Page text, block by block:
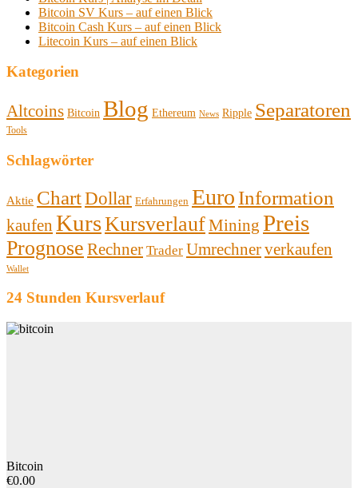
Bitcoin SV Kurs – auf einen Blick
Bitcoin Cash Kurs – auf einen Blick
Litecoin Kurs – auf einen Blick
Kategorien
Altcoins Bitcoin Blog Ethereum News Ripple Separatoren
Tools
Schlagwörter
Aktie ChartDollar Erfahrungen Euro Information
kaufen KursKursverlaufMining Preis
Prognose Rechner Trader Umrechnerverkaufen
Wallet
24 Stunden Kursverlauf
Bitcoin
€0.00